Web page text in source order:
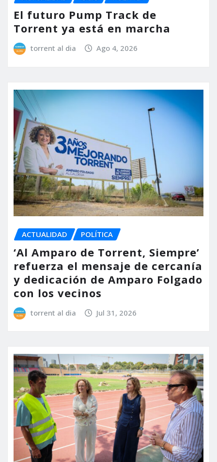
El futuro Pump Track de
Torrent ya está en marcha
torrent al dia Ago 4, 2026
ACTUALIDAD POLÍTICA
‘Al Amparo de Torrent, Siempre’
refuerza el mensaje de cercanía
y dedicación de Amparo Folgado
con los vecinos
torrent al dia Jul 31, 2026